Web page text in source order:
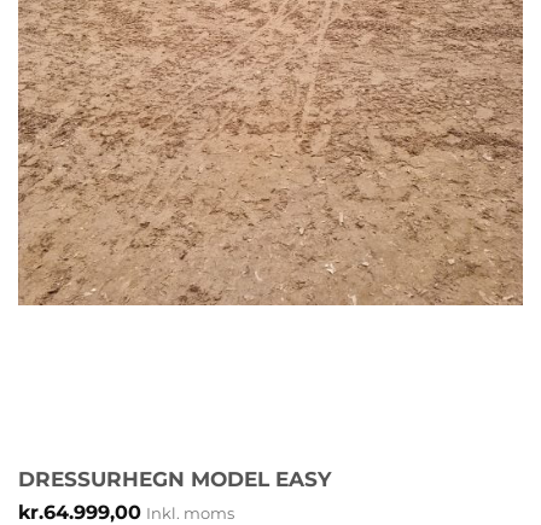
DRESSURHEGN MODEL EASY
kr.64.999,00 Inkl. moms